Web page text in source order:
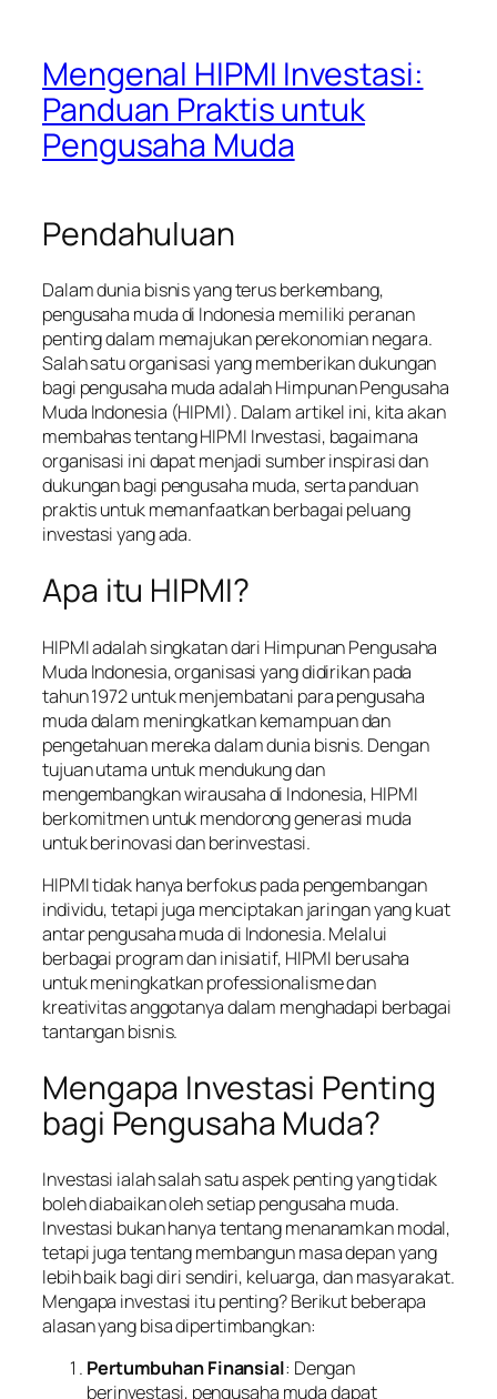
Mengenal HIPMI Investasi:
Panduan Praktis untuk
Pengusaha Muda
Pendahuluan
Dalam dunia bisnis yang terus berkembang,
pengusaha muda di Indonesia memiliki peranan
penting dalam memajukan perekonomian negara.
Salah satu organisasi yang memberikan dukungan
bagi pengusaha muda adalah Himpunan Pengusaha
Muda Indonesia (HIPMI). Dalam artikel ini, kita akan
membahas tentang HIPMI Investasi, bagaimana
organisasi ini dapat menjadi sumber inspirasi dan
dukungan bagi pengusaha muda, serta panduan
praktis untuk memanfaatkan berbagai peluang
investasi yang ada.
Apa itu HIPMI?
HIPMI adalah singkatan dari Himpunan Pengusaha
Muda Indonesia, organisasi yang didirikan pada
tahun 1972 untuk menjembatani para pengusaha
muda dalam meningkatkan kemampuan dan
pengetahuan mereka dalam dunia bisnis. Dengan
tujuan utama untuk mendukung dan
mengembangkan wirausaha di Indonesia, HIPMI
berkomitmen untuk mendorong generasi muda
untuk berinovasi dan berinvestasi.
HIPMI tidak hanya berfokus pada pengembangan
individu, tetapi juga menciptakan jaringan yang kuat
antar pengusaha muda di Indonesia. Melalui
berbagai program dan inisiatif, HIPMI berusaha
untuk meningkatkan professionalisme dan
kreativitas anggotanya dalam menghadapi berbagai
tantangan bisnis.
Mengapa Investasi Penting
bagi Pengusaha Muda?
Investasi ialah salah satu aspek penting yang tidak
boleh diabaikan oleh setiap pengusaha muda.
Investasi bukan hanya tentang menanamkan modal,
tetapi juga tentang membangun masa depan yang
lebih baik bagi diri sendiri, keluarga, dan masyarakat.
Mengapa investasi itu penting? Berikut beberapa
alasan yang bisa dipertimbangkan:
Pertumbuhan Finansial: Dengan
berinvestasi, pengusaha muda dapat